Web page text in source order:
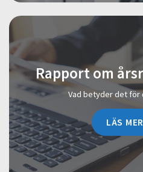
Rapport om
Vad betyder det för
LÄS